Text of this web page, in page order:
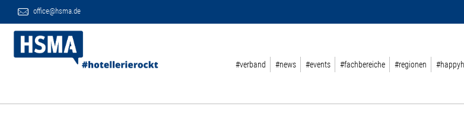
office@hsma.de
#verband #news #events #fachbereiche #regionen